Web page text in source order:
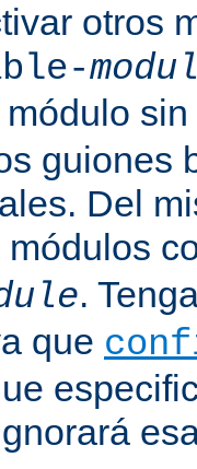
otros
módulo
guiones
Del
módulos
.
que